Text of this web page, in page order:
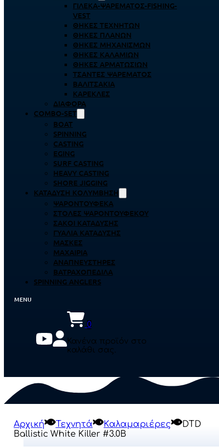
ΓΙΛΈΚΑ-ΨΑΡΈΜΑΤΟΣ-FISHING-
VEST
ΘΉΚΕΣ ΤΕΧΝΗΤΏΝ
ΘΉΚΕΣ ΠΛΆΝΩΝ
ΘΉΚΕΣ ΜΗΧΑΝΙΣΜΏΝ
ΘΉΚΕΣ ΚΑΛΑΜΙΏΝ
ΘΉΚΕΣ ΑΡΜΑΤΩΣΙΏΝ
ΤΣΆΝΤΕΣ ΨΑΡΈΜΑΤΟΣ
ΒΑΛΙΤΣΆΚΙΑ
ΚΑΡΈΚΛΕΣ
ΔΙΆΦΟΡΑ
COMBO-SET
BOAT
SPINNING
CASTING
EGING
SURF CASTING
HEAVY CASTING
SHORE JIGGING
ΚΑΤΆΔΥΣΗ ΚΟΛΎΜΒΗΣΗ
ΨΑΡΟΝΤΟΎΦΕΚΑ
ΣΤΟΛΈΣ ΨΑΡΟΝΤΟΎΦΕΚΟΥ
ΣΆΚΟΙ ΚΑΤΆΔΥΣΗΣ
ΓΥΑΛΙΆ ΚΑΤΆΔΥΣΗΣ
ΜΆΣΚΕΣ
ΜΑΧΑΊΡΙΑ
ΑΝΑΠΝΕΥΣΤΉΡΕΣ
ΒΑΤΡΑΧΟΠΈΔΙΛΑ
SPINNING ANGLERS
0
Κανένα προϊόν στο
καλάθι σας.
Αρχική Τεχνητά Καλαμαριέρες
DTD
Ballistic White Killer #3.0B